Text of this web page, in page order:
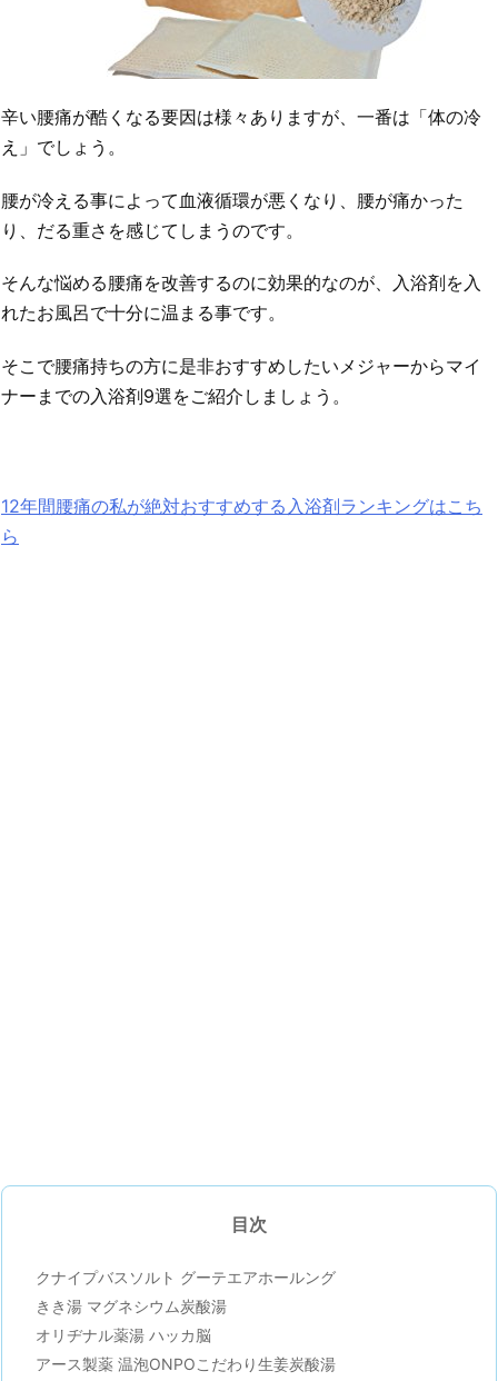
辛い腰痛が酷くなる要因は様々ありますが、一番は「体の冷
え」でしょう。
腰が冷える事によって血液循環が悪くなり、腰が痛かった
り、だる重さを感じてしまうのです。
そんな悩める腰痛を改善するのに効果的なのが、入浴剤を入
れたお風呂で十分に温まる事です。
そこで腰痛持ちの方に是非おすすめしたいメジャーからマイ
ナーまでの入浴剤9選をご紹介しましょう。
12年間腰痛の私が絶対おすすめする入浴剤ランキングはこち
ら
目次
クナイプバスソルト グーテエアホールング
きき湯 マグネシウム炭酸湯
オリヂナル薬湯 ハッカ脳
アース製薬 温泡ONPOこだわり生姜炭酸湯